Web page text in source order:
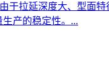
于拉延深度大、型面
产的稳定性。...